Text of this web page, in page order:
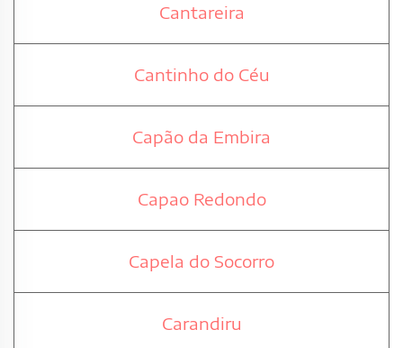
Cantareira
Cantinho do Céu
Capão da Embira
Capao Redondo
Capela do Socorro
Carandiru